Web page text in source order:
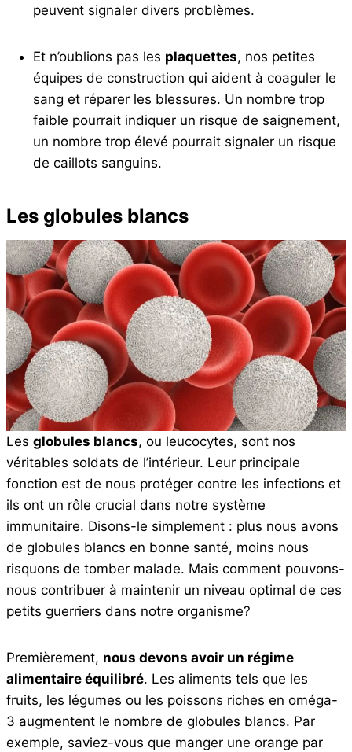
peuvent signaler divers problèmes.
Et n’oublions pas les plaquettes, nos petites
équipes de construction qui aident à coaguler le
sang et réparer les blessures. Un nombre trop
faible pourrait indiquer un risque de saignement,
un nombre trop élevé pourrait signaler un risque
de caillots sanguins.
Les globules blancs
Les globules blancs, ou leucocytes, sont nos
véritables soldats de l’intérieur. Leur principale
fonction est de nous protéger contre les infections et
ils ont un rôle crucial dans notre système
immunitaire. Disons-le simplement : plus nous avons
de globules blancs en bonne santé, moins nous
risquons de tomber malade. Mais comment pouvons-
nous contribuer à maintenir un niveau optimal de ces
petits guerriers dans notre organisme?
Premièrement, nous devons avoir un régime
alimentaire équilibré. Les aliments tels que les
fruits, les légumes ou les poissons riches en oméga-
3 augmentent le nombre de globules blancs. Par
exemple, saviez-vous que manger une orange par